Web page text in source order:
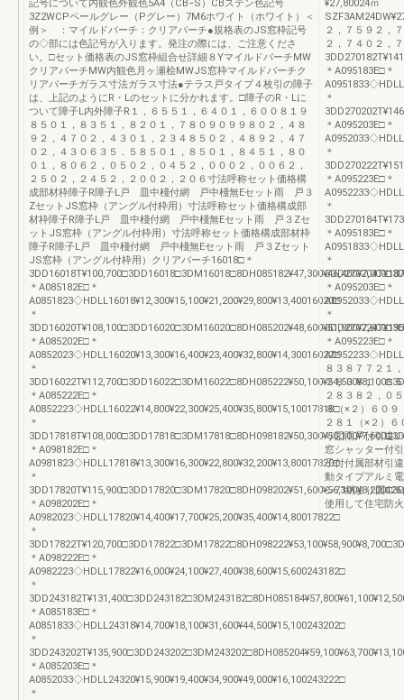
記号について内観色外観色5A4（CB−S）CBステン色記号
3Z2WCPペールグレー（Pグレー）7M6ホワイト（ホワイト）＜
例＞ ：マイルドバーチ：クリアバーチ●規格表のJS窓枠記号
の◇部には色記号が入ります。発注の際には、ご注意くださ
い。□セット価格表のJS窓枠組合せ詳細８YマイルドバーチMW
クリアバーチMW内観色月ヶ瀬桧MWJS窓枠マイルドバーチク
リアバーチガラス寸法ガラス寸法●テラス戸タイプ４枚引の障子
は、上記のようにR・Lのセットに分かれます。□障子のR・Lに
ついて障子L内外障子R１，６５５１，６４０１，６００８１９
８５０１，８３５１，８２０１，７８０９０９９８０２，４８
９２，４７０２，４３０１，２３４８５０２，４８９２，４７
０２，４３０６３５．５８５０１，８５０１，８４５１，８０
０１，８０６２，０５０２，０４５２，０００２，００６２，
２５０２，２４５２，２００２，２０６寸法呼称セット価格構
成部材枠障子R障子L戸 皿中棧付網 戸中棧無Eセット雨 戸３
ZセットJS窓枠（アングル付枠用）寸法呼称セット価格構成部
材枠障子R障子L戸 皿中棧付網 戸中棧無Eセット雨 戸３Zセ
ットJS窓枠（アングル付枠用）寸法呼称セット価格構成部材枠
障子R障子L戸 皿中棧付網 戸中棧無Eセット雨 戸３Zセット
JS窓枠（アングル付枠用）クリアバーチ16018□＊
＊A085182E□＊
A0851823◇HDLL16018¥12,300¥15,100¥21,200¥29,800¥13,40016020□
＊
＊A085202E□＊
A0852023◇HDLL16020¥13,300¥16,400¥23,400¥32,800¥14,30016022□
＊
＊A085222E□＊
A0852223◇HDLL16022¥14,800¥22,300¥25,400¥35,800¥15,10017818□
＊
＊A098182E□＊
A0981823◇HDLL17818¥13,300¥16,300¥22,800¥32,200¥13,80017820□
＊
＊A098202E□＊
A0982023◇HDLL17820¥14,400¥17,700¥25,200¥35,400¥14,80017822□
＊
＊A098222E□＊
A0982223◇HDLL17822¥16,000¥24,100¥27,400¥38,600¥15,600243182□
＊
＊A085183E□＊
A0851833◇HDLL24318¥14,700¥18,100¥31,600¥44,500¥15,100243202□
＊
＊A085203E□＊
A0852033◇HDLL24320¥15,900¥19,400¥34,900¥49,000¥16,100243222□
＊
¥27,80024ｍ
２，７５９２，
２，７４０２，
＊A095183E□＊
＊
＊A095203E□＊
＊
＊A095223E□＊
＊
＊A095183E□＊
＊
＊A095203E□＊
＊
＊A095223E□＊
８３８７７２１
２８３８１，８
２８３８２，０
８（×２）６０９
２８１（×２）
り図雨戸付引違
窓シャッター付
子付付属部材引
動タイプアルミ
シ73納まり図
使用して住宅防